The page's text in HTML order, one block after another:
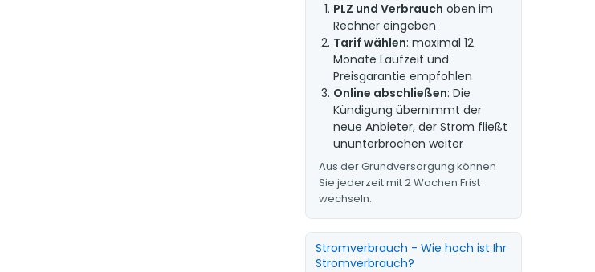
PLZ und Verbrauch oben im
Rechner eingeben
Tarif wählen: maximal 12
Monate Laufzeit und
Preisgarantie empfohlen
Online abschließen: Die
Kündigung übernimmt der
neue Anbieter, der Strom fließt
ununterbrochen weiter
Aus der Grundversorgung können
Sie jederzeit mit 2 Wochen Frist
wechseln.
Stromverbrauch - Wie hoch ist Ihr
Stromverbrauch?